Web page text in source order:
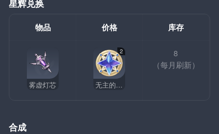
星辉兑换
物品 价格 库存
雾虚灯芯
2
无主的星辉
8
（每月刷新）
合成